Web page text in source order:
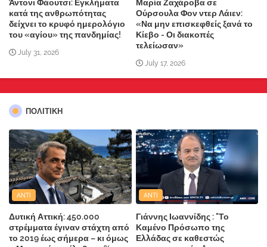
Άντονι Φάουτσι: Εγκλήματα
κατά της ανθρωπότητας
δείχνει το κρυφό ημερολόγιο
του «αγίου» της πανδημίας!
July 31, 2026
Μαρία Ζαχάροβα σε
Ούρσουλα Φον ντερ Λάιεν:
«Να μην επισκεφθείς ξανά το
Κίεβο - Οι διακοπές
τελείωσαν»
July 17, 2026
ΠΟΛΙΤΙΚΗ
ANTI
Δυτική Αττική: 450.000
στρέμματα έγιναν στάχτη από
το 2019 έως σήμερα – κι όμως
ANTI
Γιάννης Ιωαννίδης : "Το
Καμένο Πρόσωπο της
Ελλάδας σε καθεστώς